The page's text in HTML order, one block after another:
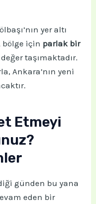
yer altı
bölge için parlak bir
taşımaktadır.
Ankara’nın yeni
Etmeyi
günden bu yana
eden bir